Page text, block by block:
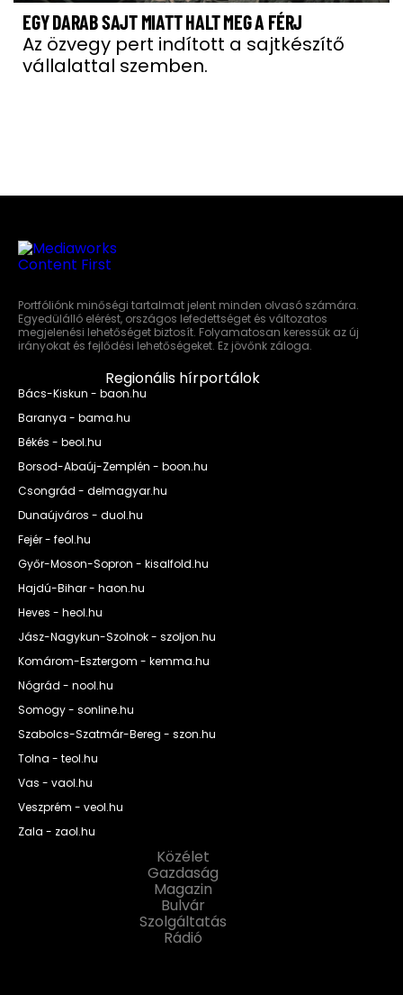
EGY DARAB SAJT MIATT HALT MEG A FÉRJ
Az özvegy pert indított a sajtkészítő
vállalattal szemben.
Portfóliónk minőségi tartalmat jelent minden olvasó számára.
Egyedülálló elérést, országos lefedettséget és változatos
megjelenési lehetőséget biztosít. Folyamatosan keressük az új
irányokat és fejlődési lehetőségeket. Ez jövőnk záloga.
Regionális hírportálok
Bács-Kiskun - baon.hu
Baranya - bama.hu
Békés - beol.hu
Borsod-Abaúj-Zemplén - boon.hu
Csongrád - delmagyar.hu
Dunaújváros - duol.hu
Fejér - feol.hu
Győr-Moson-Sopron - kisalfold.hu
Hajdú-Bihar - haon.hu
Heves - heol.hu
Jász-Nagykun-Szolnok - szoljon.hu
Komárom-Esztergom - kemma.hu
Nógrád - nool.hu
Somogy - sonline.hu
Szabolcs-Szatmár-Bereg - szon.hu
Tolna - teol.hu
Vas - vaol.hu
Veszprém - veol.hu
Zala - zaol.hu
Közélet
Gazdaság
Magazin
Bulvár
Szolgáltatás
Rádió